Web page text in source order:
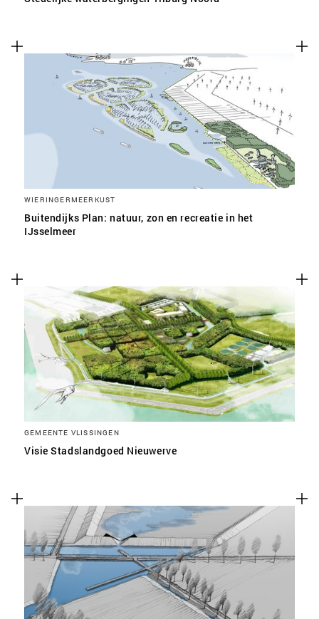
WIERINGERMEERKUST
Buitendijks Plan: natuur, zon en recreatie in het
IJsselmeer
GEMEENTE VLISSINGEN
Visie Stadslandgoed Nieuwerve